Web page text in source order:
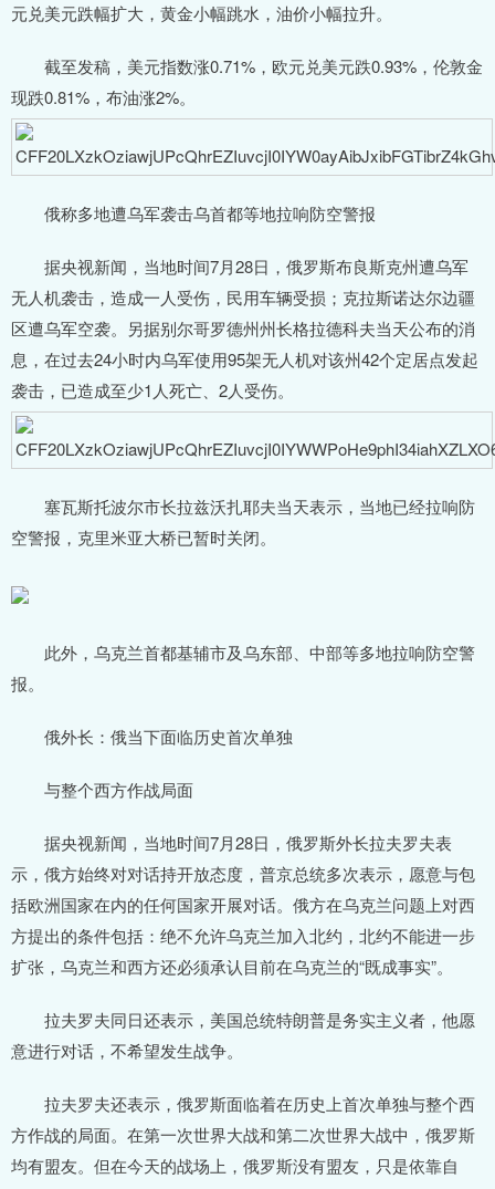
元兑美元跌幅扩大，黄金小幅跳水，油价小幅拉升。
截至发稿，美元指数涨0.71%，欧元兑美元跌0.93%，伦敦金
现跌0.81%，布油涨2%。
俄称多地遭乌军袭击乌首都等地拉响防空警报
据央视新闻，当地时间7月28日，俄罗斯布良斯克州遭乌军
无人机袭击，造成一人受伤，民用车辆受损；克拉斯诺达尔边疆
区遭乌军空袭。另据别尔哥罗德州州长格拉德科夫当天公布的消
息，在过去24小时内乌军使用95架无人机对该州42个定居点发起
袭击，已造成至少1人死亡、2人受伤。
塞瓦斯托波尔市长拉兹沃扎耶夫当天表示，当地已经拉响防
空警报，克里米亚大桥已暂时关闭。
此外，乌克兰首都基辅市及乌东部、中部等多地拉响防空警
报。
俄外长：俄当下面临历史首次单独
与整个西方作战局面
据央视新闻，当地时间7月28日，俄罗斯外长拉夫罗夫表
示，俄方始终对对话持开放态度，普京总统多次表示，愿意与包
括欧洲国家在内的任何国家开展对话。俄方在乌克兰问题上对西
方提出的条件包括：绝不允许乌克兰加入北约，北约不能进一步
扩张，乌克兰和西方还必须承认目前在乌克兰的“既成事实”。
拉夫罗夫同日还表示，美国总统特朗普是务实主义者，他愿
意进行对话，不希望发生战争。
拉夫罗夫还表示，俄罗斯面临着在历史上首次单独与整个西
方作战的局面。在第一次世界大战和第二次世界大战中，俄罗斯
均有盟友。但在今天的战场上，俄罗斯没有盟友，只是依靠自